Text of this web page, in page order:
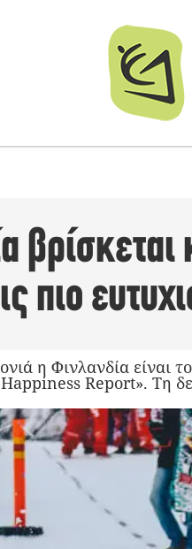
πιο
η Φινλανδία είναι
Report». Τη